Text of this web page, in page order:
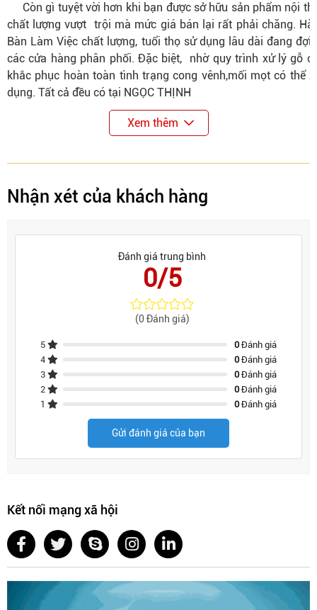
Còn gì tuyệt vời hơn khi bạn được sở hữu sản phẩm nội
chất lượng vượt trội mà mức giá bán lại rất phải chăng.
Bàn Làm Việcchất lượng, tuổi thọ sử dụng lâu dài đang
các cửa hàng phân phối. Đặc biệt, nhờ quy trình xử lý gỗ
khắc phục hoàn toàn tình trạng cong vênh,mối mọt có thể
dụng. Tất cả đều có tại NGỌC THỊNH
Xem thêm
Nhận xét của khách hàng
Đánh giá trung bình
0/5
(0 Đánh giá)
5 0Đánh giá
4
0Đánh giá
3
0Đánh giá
2
0Đánh giá
1
0Đánh giá
Gửi đánh giá của bạn
Kết nối mạng xã hội